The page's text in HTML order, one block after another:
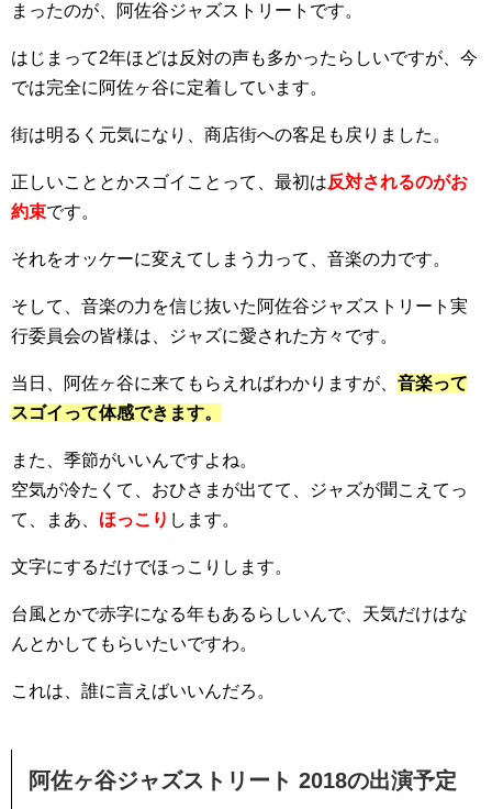
まったのが、阿佐谷ジャズストリートです。
はじまって2年ほどは反対の声も多かったらしいですが、今
では完全に阿佐ヶ谷に定着しています。
街は明るく元気になり、商店街への客足も戻りました。
正しいこととかスゴイことって、最初は反対されるのがお
約束です。
それをオッケーに変えてしまう力って、音楽の力です。
そして、音楽の力を信じ抜いた阿佐谷ジャズストリート実
行委員会の皆様は、ジャズに愛された方々です。
当日、阿佐ヶ谷に来てもらえればわかりますが、 音楽って
スゴイって体感できます。
また、季節がいいんですよね。
空気が冷たくて、おひさまが出てて、ジャズが聞こえてっ
て、まあ、 ほっこり します。
文字にするだけでほっこりします。
台風とかで赤字になる年もあるらしいんで、天気だけはな
んとかしてもらいたいですわ。
これは、誰に言えばいいんだろ。
阿佐ヶ谷ジャズストリート 2018の出演予定